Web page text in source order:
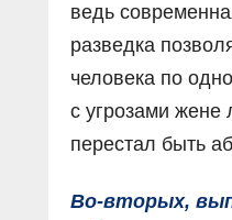
ведь
разведка
человека по
с угрозами жене
перестал быть
Во-вторых,